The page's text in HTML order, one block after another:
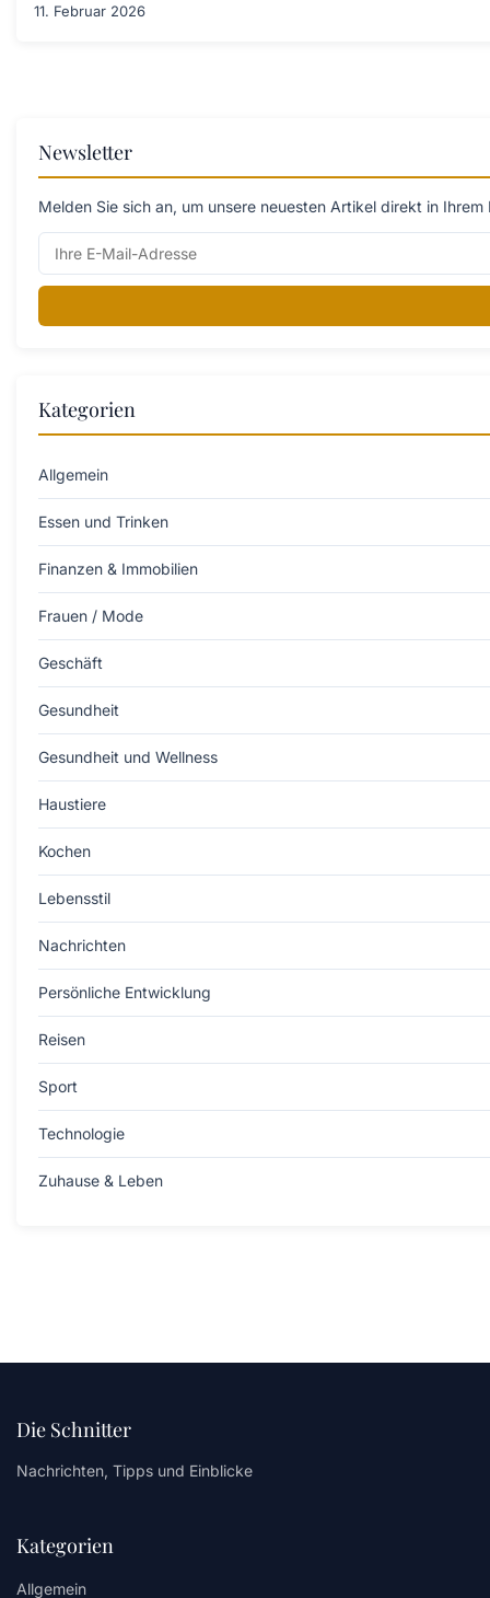
11. Februar 2026
Newsletter
Melden Sie sich an, um unsere neuesten Artikel direkt in
Kategorien
Allgemein
Essen und Trinken
Finanzen & Immobilien
Frauen / Mode
Geschäft
Gesundheit
Gesundheit und Wellness
Haustiere
Kochen
Lebensstil
Nachrichten
Persönliche Entwicklung
Reisen
Sport
Technologie
Zuhause & Leben
Die Schnitter
Nachrichten, Tipps und Einblicke
Kategorien
Allgemein